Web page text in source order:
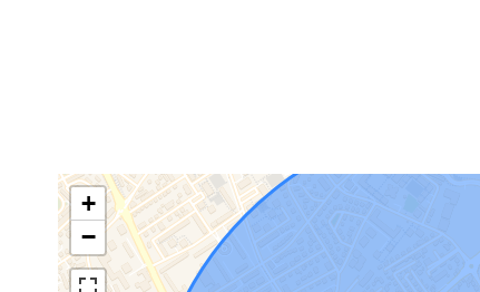
+
−